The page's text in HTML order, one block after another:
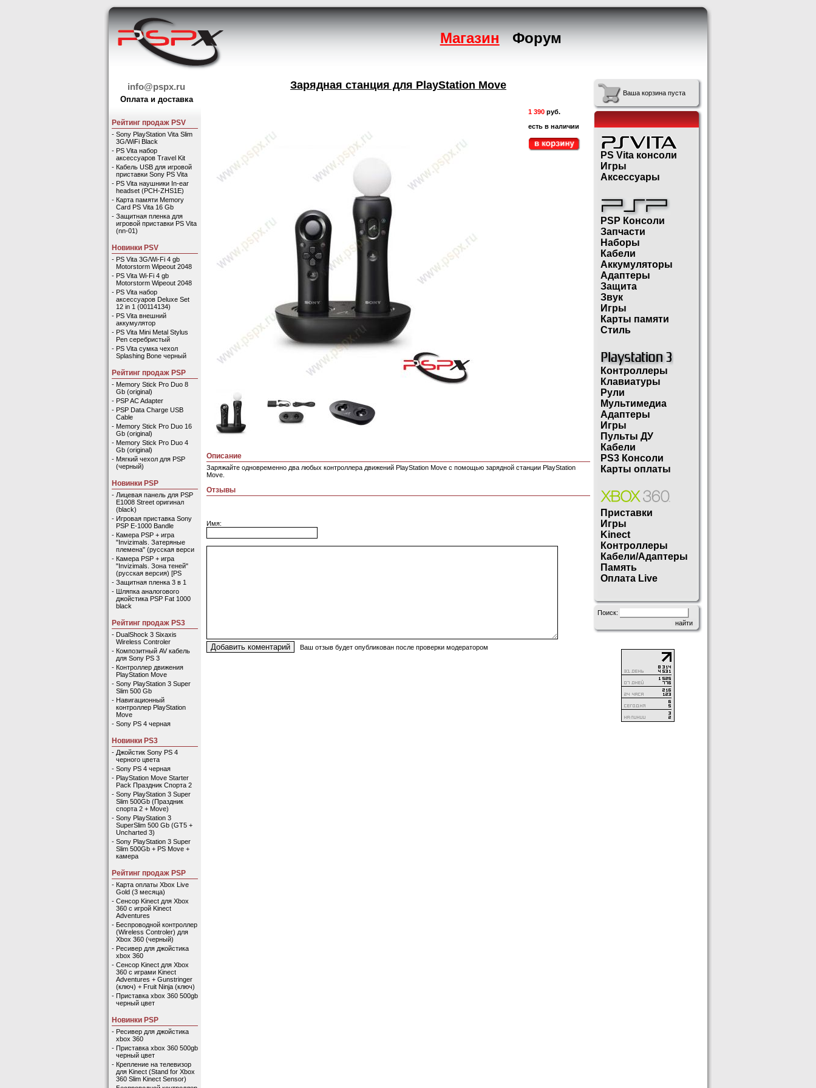
Магазин Форум
info@pspx.ru
Оплата и доставка
Рейтинг продаж PSV
- Sony PlayStation Vita Slim
3G/WiFi Black
- PS Vita набор
аксессуаров Travel Kit
- Кабель USB для игровой
приставки Sony PS Vita
- PS Vita наушники In-ear
headset (PCH-ZHS1E)
- Карта памяти Memory
Card PS Vita 16 Gb
- Защитная пленка для
игровой приставки PS Vita
(nn-01)
Новинки PSV
- PS Vita 3G/Wi-Fi 4 gb
Motorstorm Wipeout 2048
- PS Vita Wi-Fi 4 gb
Motorstorm Wipeout 2048
- PS Vita набор
аксессуаров Deluxe Set
12 in 1 (00114134)
- PS Vita внешний
аккумулятор
- PS Vita Mini Metal Stylus
Pen серебристый
- PS Vita сумка чехол
Splashing Bone черный
Рейтинг продаж PSP
- Memory Stick Pro Duo 8
Gb (original)
- PSP AC Adapter
- PSP Data Charge USB
Cable
- Memory Stick Pro Duo 16
Gb (original)
- Memory Stick Pro Duo 4
Gb (original)
- Мягкий чехол для PSP
(черный)
Новинки PSP
- Лицевая панель для PSP
E1008 Street оригинал
(black)
- Игровая приставка Sony
PSP E-1000 Bandle
- Камера PSP + игра
"Invizimals. Затеряные
племена" (русская верси
- Камера PSP + игра
"Invizimals. Зона теней"
(русская версия) [PS
- Защитная пленка 3 в 1
- Шляпка аналогового
джойстика PSP Fat 1000
black
Рейтинг продаж PS3
- DualShock 3 Sixaxis
Wireless Controler
- Композитный AV кабель
для Sony PS 3
- Контроллер движения
PlayStation Move
- Sony PlayStation 3 Super
Slim 500 Gb
- Навигационный
контроллер PlayStation
Move
- Sony PS 4 черная
Новинки PS3
- Джойстик Sony PS 4
черного цвета
- Sony PS 4 черная
- PlayStation Move Starter
Pack Праздник Спорта 2
- Sony PlayStation 3 Super
Slim 500Gb (Праздник
спорта 2 + Move)
- Sony PlayStation 3
SuperSlim 500 Gb (GT5 +
Uncharted 3)
- Sony PlayStation 3 Super
Slim 500Gb + PS Move +
камера
Рейтинг продаж PSP
- Карта оплаты Xbox Live
Gold (3 месяца)
- Сенсор Kinect для Xbox
360 с игрой Kinect
Adventures
- Беспроводной контроллер
(Wireless Controler) для
Xbox 360 (черный)
- Ресивер для джойстика
xbox 360
- Сенсор Kinect для Xbox
360 с играми Kinect
Adventures + Gunstringer
(ключ) + Fruit Ninja (ключ)
- Приставка xbox 360 500gb
черный цвет
Новинки PSP
- Ресивер для джойстика
xbox 360
- Приставка xbox 360 500gb
черный цвет
- Крепление на телевизор
для Kinect (Stand for Xbox
360 Slim Kinect Sensor)
Зарядная станция для PlayStation Move
1 390 руб.
есть в наличии
Описание
Заряжайте одновременно два любых контроллера движений PlayStation Move с помощью зарядной станции PlayStation
Move.
Отзывы
Имя:
Ваш отзыв будет опубликован после проверки модератором
Ваша корзина пуста
PS Vita консоли
Игры
Аксессуары
PSP Консоли
Запчасти
Наборы
Кабели
Аккумуляторы
Адаптеры
Защита
Звук
Игры
Карты памяти
Стиль
Контроллеры
Клавиатуры
Рули
Мультимедиа
Адаптеры
Игры
Пульты ДУ
Кабели
PS3 Консоли
Карты оплаты
Приставки
Игры
Kinect
Контроллеры
Кабели/Адаптеры
Память
Оплата Live
Поиск: